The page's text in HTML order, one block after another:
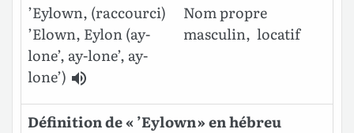
’Eylown, (raccourci)
’Elown, Eylon(ay-
lone’, ay-lone’, ay-
lone’)
Nom propre
masculin, locatif
Définition de « ’Eylown » en hébreu